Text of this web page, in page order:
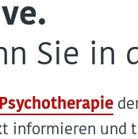
Sie in
informieren und